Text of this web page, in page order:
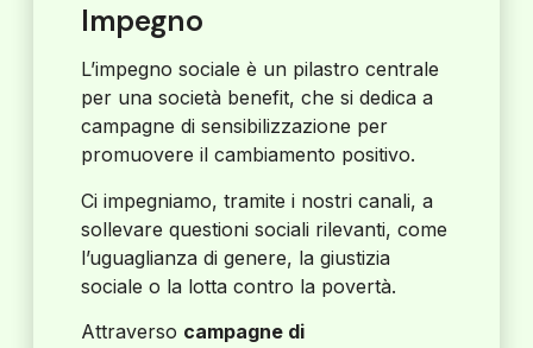
Impegno
L’impegno sociale è un pilastro centrale
per una società benefit, che si dedica a
campagne di sensibilizzazione per
promuovere il cambiamento positivo.
Ci impegniamo, tramite i nostri canali, a
sollevare questioni sociali rilevanti, come
l’uguaglianza di genere, la giustizia
sociale o la lotta contro la povertà.
Attraverso campagne di